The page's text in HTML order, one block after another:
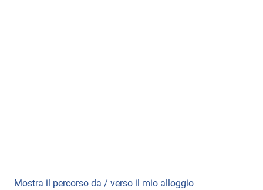
Mostra il percorso da / verso il mio alloggio